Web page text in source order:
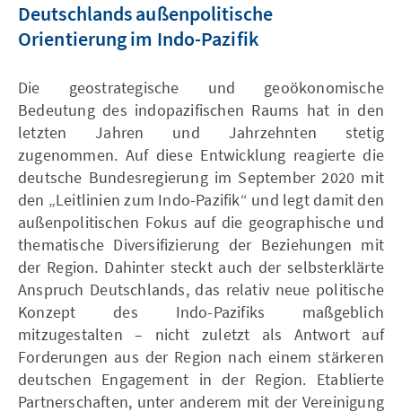
Deutschlands außenpolitische
Orientierung im Indo-Pazifik
Die geostrategische und geoökonomische
Bedeutung des indopazifischen Raums hat in den
letzten Jahren und Jahrzehnten stetig
zugenommen. Auf diese Entwicklung reagierte die
deutsche Bundesregierung im September 2020 mit
den „Leitlinien zum Indo-Pazifik“ und legt damit den
außenpolitischen Fokus auf die geographische und
thematische Diversifizierung der Beziehungen mit
der Region. Dahinter steckt auch der selbsterklärte
Anspruch Deutschlands, das relativ neue politische
Konzept des Indo-Pazifiks maßgeblich
mitzugestalten – nicht zuletzt als Antwort auf
Forderungen aus der Region nach einem stärkeren
deutschen Engagement in der Region. Etablierte
Partnerschaften, unter anderem mit der Vereinigung